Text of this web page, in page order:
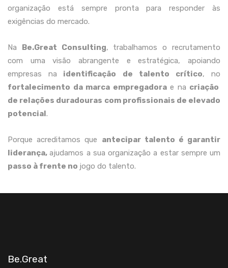
organização está sempre pronta para responder às
exigências do mercado.
Na Be.Great Consulting, trabalhamos o recrutamento
com uma visão abrangente e estratégica, apoiando
empresas na identificação de talento crítico, no
fortalecimento da marca empregadora e na criação
de relações duradouras com profissionais de elevado
potencial.
Porque acreditamos que antecipar talento é garantir
liderança,ajudamos a sua organização a estar sempre um
passo à frente no jogo do talento.
Be.Great